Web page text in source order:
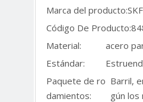
Marca del producto:
Código De Producto:
Material:
acero
Estándar:
Paquete de ro
damientos:
Barril,
gún